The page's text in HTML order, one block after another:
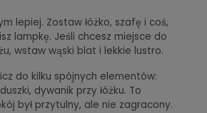
lepiej. Zostaw łóżko, szafę i coś,
lampkę. Jeśli chcesz miejsce do
wstaw wąski blat i lekkie lustro.
do kilku spójnych elementów:
dywanik przy łóżku. To
był przytulny, ale nie zagracony.